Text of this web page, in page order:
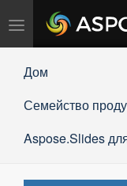
Переключить
навигацию
Дом
Семейство
Aspose.Slides